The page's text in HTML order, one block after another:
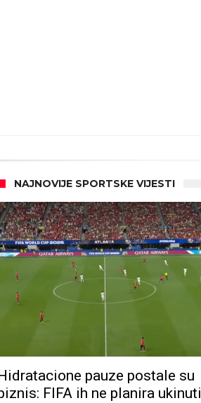
NAJNOVIJE SPORTSKE VIJESTI
pauze postale su
FIFA ih ne planira ukinuti